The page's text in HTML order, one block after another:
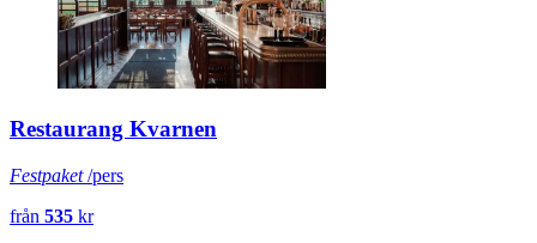
Restaurang Kvarnen
Festpaket/pers
från 535 kr